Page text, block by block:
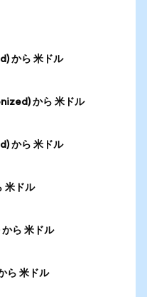
から 米ドル
から 米ドル
から 米ドル
米ドル
ら 米ドル
ら 米ドル